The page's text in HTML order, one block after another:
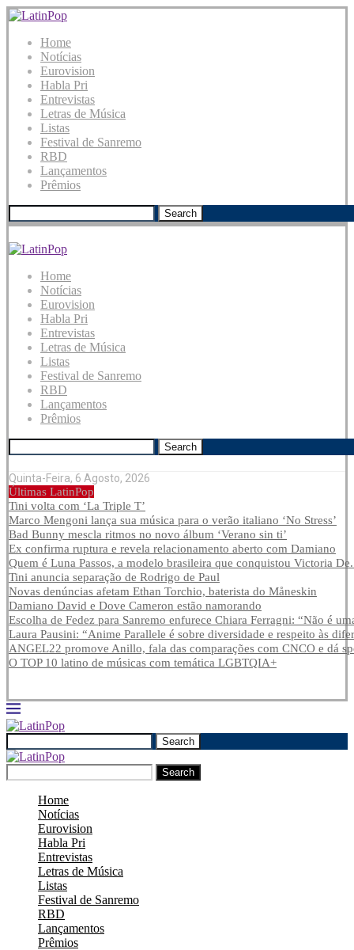
Home
Notícias
Eurovision
Habla Pri
Entrevistas
Letras de Música
Listas
Festival de Sanremo
RBD
Lançamentos
Prêmios
Search
Home
Notícias
Eurovision
Habla Pri
Entrevistas
Letras de Música
Listas
Festival de Sanremo
RBD
Lançamentos
Prêmios
Search
Quinta-Feira, 6 Agosto, 2026
Últimas LatinPop
Tini volta com ‘La Triple T’
Marco Mengoni lança sua música para o verão italiano ‘No Stress’
Bad Bunny mescla ritmos no novo álbum ‘Verano sin ti’
Ex confirma ruptura e revela relacionamento aberto com Damiano
Quem é Luna Passos, a modelo brasileira que conquistou Victoria
Tini anuncia separação de Rodrigo de Paul
Novas denúncias afetam Ethan Torchio, baterista do Måneskin
Damiano David e Dove Cameron estão namorando
Escolha de Fedez para Sanremo enfurece Chiara Ferragni: “Não é
Laura Pausini: “Anime Parallele é sobre diversidade e respeito às
ANGEL22 promove Anillo, fala das comparações com CNCO e dá
O TOP 10 latino de músicas com temática LGBTQIA+
Search
Search
Home
Notícias
Eurovision
Habla Pri
Entrevistas
Letras de Música
Listas
Festival de Sanremo
RBD
Lançamentos
Prêmios